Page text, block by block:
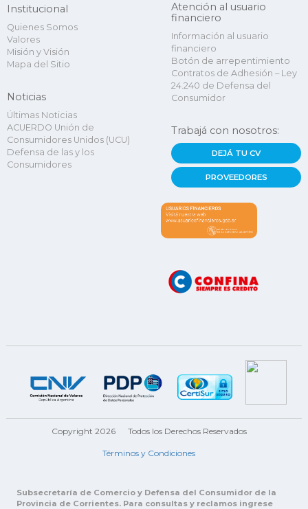
Institucional
Quienes Somos
Valores
Misión y Visión
Mapa del Sitio
Noticias
Últimas Noticias
ACUERDO Unión de
Consumidores Unidos (UCU)
Defensa de las y los
Consumidores
Atención al usuario
financiero
Información al usuario
financiero
Botón de arrepentimiento
Contratos de Adhesión – Ley
24.240 de Defensa del
Consumidor
Trabajá con nosotros:
DEJÁ TU CV
PROVEEDORES
Copyright 2026 Todos los Derechos Reservados
Términos y Condiciones
Subsecretaría de Comercio y Defensa del Consumidor de la
Provincia de Corrientes. Para consultas y reclamos ingrese